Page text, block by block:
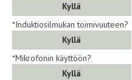
Kyllä
*Induktiosilmukan toimivuuteen?
Kyllä
*Mikrofonin käyttöön?
Kyllä